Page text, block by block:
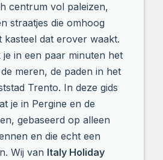
centrum vol paleizen,
straatjes die omhoog
kasteel dat erover waakt.
in een paar minuten het
meren, de paden in het
Trento. In deze gids
je in Pergine en de
gebaseerd op alleen
en die echt een
Wij van Italy Holiday